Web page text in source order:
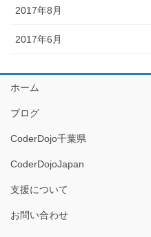
2017年8月
2017年6月
ホーム
ブログ
CoderDojo千葉県
CoderDojoJapan
支援について
お問い合わせ